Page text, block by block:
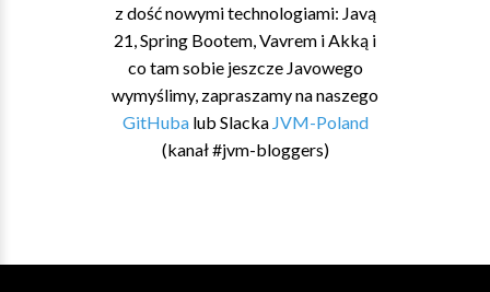
z dość nowymi technologiami: Javą
21, Spring Bootem, Vavrem i Akką i
co tam sobie jeszcze Javowego
wymyślimy, zapraszamy na naszego
GitHubalub Slacka JVM-Poland
(kanał #jvm-bloggers)